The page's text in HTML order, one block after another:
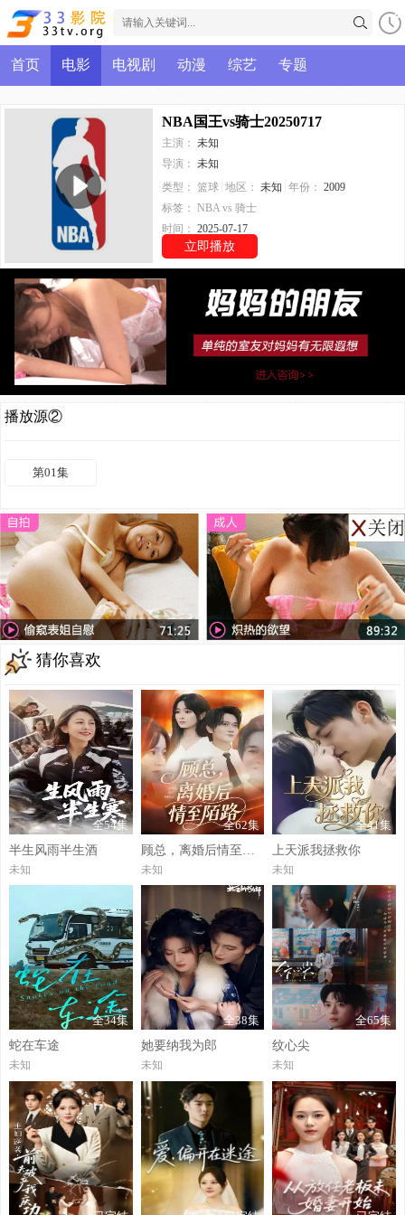
首页 电影 电视剧 动漫 综艺 专题
NBA国王vs骑士20250717
主演： 未知
导演： 未知
类型： 篮球 地区： 未知 年份： 2009
标签： NBA vs 骑士
时间： 2025-07-17
立即播放
播放源②
第01集
猜你喜欢
全54集
半生风雨半生酒
未知
全62集
未知
全41集
上天派我拯救你
未知
全34集
蛇在车途
未知
全38集
她要纳我为郎
未知
全65集
纹心尖
未知